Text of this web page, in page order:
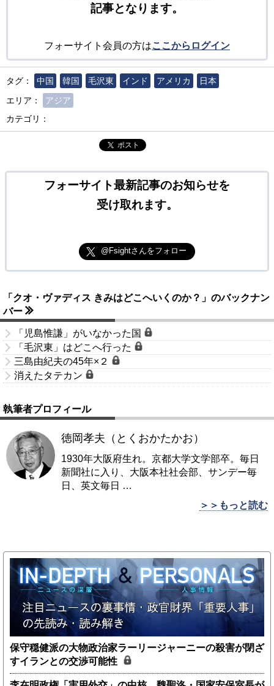
記事となります。
フォーサイト会員の方はここからログイン
タグ： 中国 韓国 毛沢東 インド アメリカ
日本
エリア：
アジア
カテゴリ：
ポスト
フォーサイト最新記事のお知らせを
受け取れます。
@Fsightさんをフォロー
「クオ・ヴァディス きみはどこへいくのか？」のバックナン
バー
「児島惟謙」がいなかった国
「毛沢東」はどこへ行った
三島由紀夫の45年×２
消えたタテカン
執筆者プロフィール
徳岡孝夫（とくおかたかお）
1930年大阪府生れ。京都大学文学部卒。毎日
新聞社に入り、大阪本社社会部、サンデー毎
日、英文毎日 …
＞＞もっと読む
保守穏健派の大物政治家ラーリージャーニーの殺害が閉ざ
すイランとの交渉可能性